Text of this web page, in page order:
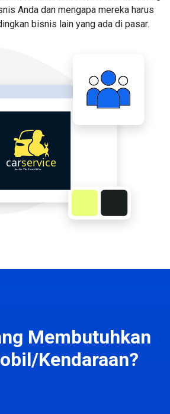
Anda dan mengapa mereka harus
bisnis lain yang ada di pasar.
Membutuhkan
Kendaraan?